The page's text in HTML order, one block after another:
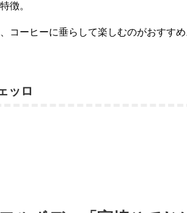
徴。
コーヒーに垂らして楽しむのがおすす
ッロ